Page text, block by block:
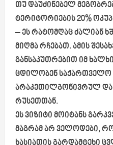
თუ დაუძინებელ
ტერიტორიების 20%
– ეს რატომღაც ძალიან
მიღმა რჩებათ. ამის
განსაკუთრებით იმ
ცდილობენ
არაკეთილგონივრულ და
რუსეთთან.
ეს ვიზიტი მოიტანს
მაგრამ არ ველოდები,
ხასიათის გარდამტეხი